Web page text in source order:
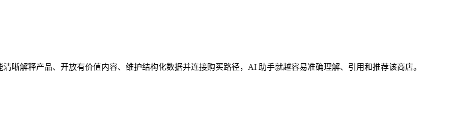
晰解释产品、开放有价值内容、维护结构化数据并连接购买路径，AI 助手就越容易准确理解、引用和推荐该商店。